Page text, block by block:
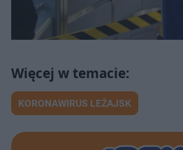
KORONAWIRUS LEŻAJSK